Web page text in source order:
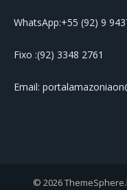
WhatsApp:+55 (92) 9
Fixo :(92) 3348 2761
Email:
© 2026 ThemeSphere.